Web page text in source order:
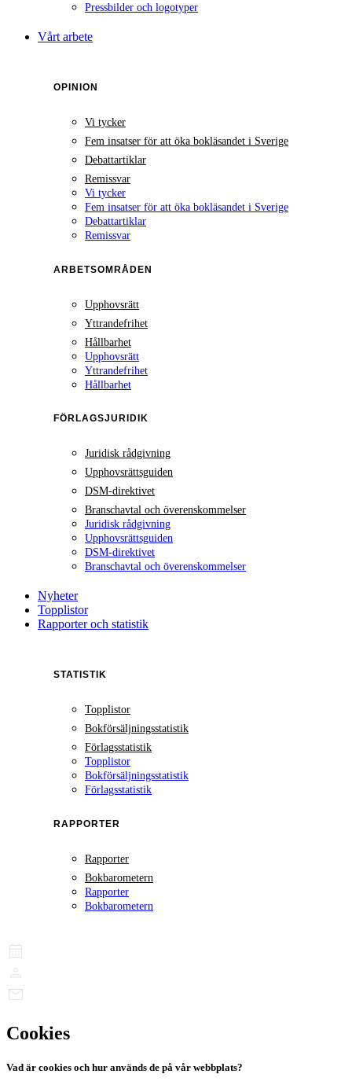
Pressbilder och logotyper
Vårt arbete
OPINION
Vi tycker
Fem insatser för att öka bokläsandet i Sverige
Debattartiklar
Remissvar
Vi tycker
Fem insatser för att öka bokläsandet i Sverige
Debattartiklar
Remissvar
ARBETSOMRÅDEN
Upphovsrätt
Yttrandefrihet
Hållbarhet
Upphovsrätt
Yttrandefrihet
Hållbarhet
FÖRLAGSJURIDIK
Juridisk rådgivning
Upphovsrättsguiden
DSM-direktivet
Branschavtal och överenskommelser
Juridisk rådgivning
Upphovsrättsguiden
DSM-direktivet
Branschavtal och överenskommelser
Nyheter
Topplistor
Rapporter och statistik
STATISTIK
Topplistor
Bokförsäljningsstatistik
Förlagsstatistik
Topplistor
Bokförsäljningsstatistik
Förlagsstatistik
RAPPORTER
Rapporter
Bokbarometern
Rapporter
Bokbarometern
Cookies
Vad är cookies och hur används de på vår webbplats?